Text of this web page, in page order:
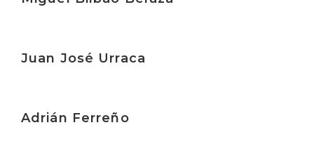
Juan José Urraca
Adrián Ferreño